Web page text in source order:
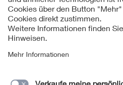
Service
Impressum
Datenschutzinformationen
Cookie Hinweise